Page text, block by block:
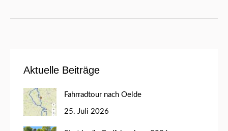
Aktuelle Beiträge
Fahrradtour nach Oelde
25. Juli 2026